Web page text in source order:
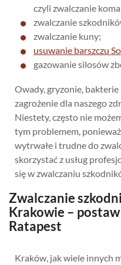
czyli zwalczanie
zwalczanie
zwalczanie kuny;
usuwanie barszczu
gazowanie silosów
Owady, gryzonie,
zagrożenie dla naszego
Niestety, często nie
tym problemem,
wytrwałe i trudne do
skorzystać z usług
się w zwalczaniu
Zwalczanie
Krakowie –
Ratapest
Kraków, jak wiele innych